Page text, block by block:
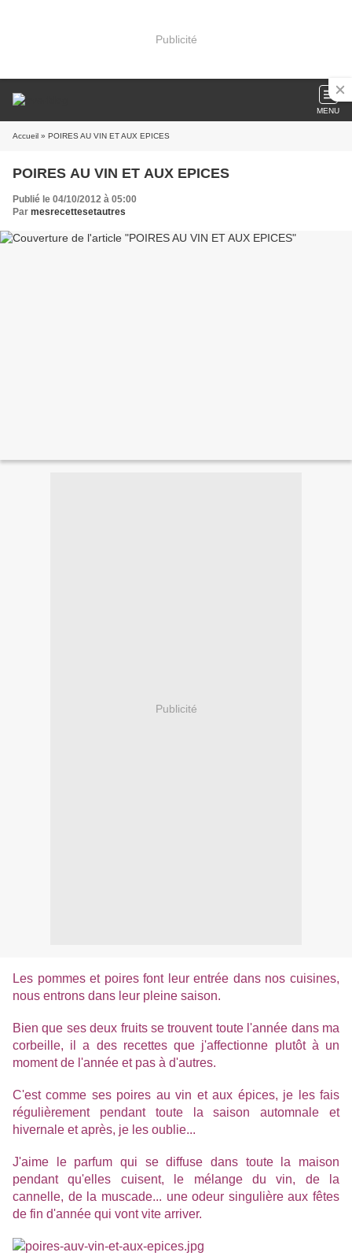
Publicité
MENU
Accueil » POIRES AU VIN ET AUX EPICES
POIRES AU VIN ET AUX EPICES
Publié le 04/10/2012 à 05:00
Par mesrecettesetautres
Publicité
Les pommes et poires font leur entrée dans nos cuisines,
nous entrons dans leur pleine saison.
Bien que ses deux fruits se trouvent toute l'année dans ma
corbeille, il a des recettes que j'affectionne plutôt à un
moment de l'année et pas à d'autres.
C'est comme ses poires au vin et aux épices, je les fais
régulièrement pendant toute la saison automnale et
hivernale et après, je les oublie...
J'aime le parfum qui se diffuse dans toute la maison
pendant qu'elles cuisent, le mélange du vin, de la
cannelle, de la muscade... une odeur singulière aux fêtes
de fin d'année qui vont vite arriver.